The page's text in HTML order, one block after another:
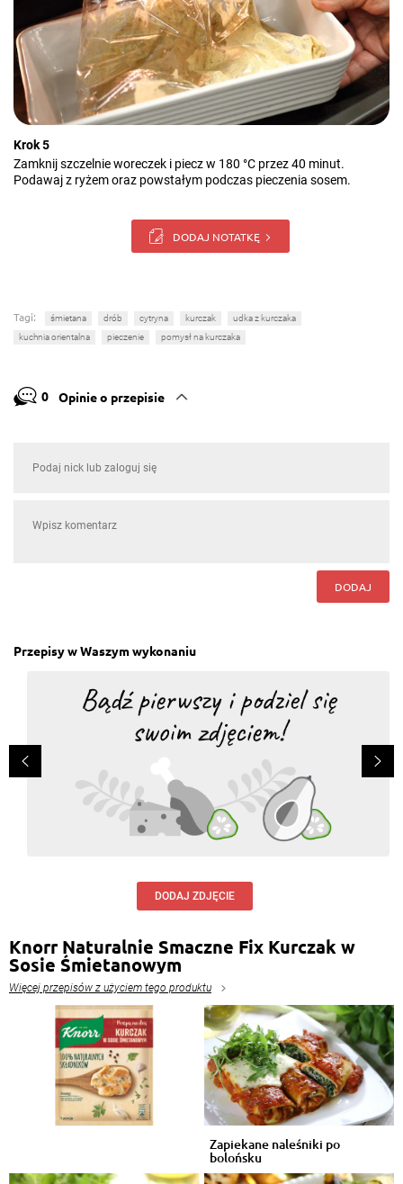
Krok 5
Zamknij szczelnie woreczek i piecz w 180 °C przez 40 minut.
Podawaj z ryżem oraz powstałym podczas pieczenia sosem.
DODAJ NOTATKĘ
Tagi: śmietana drób cytryna kurczak
udka z kurczaka
kuchnia orientalna
pieczenie pomysł na kurczaka
0 Opinie o przepisie
DODAJ
Przepisy w Waszym wykonaniu
DODAJ ZDJĘCIE
Knorr Naturalnie Smaczne Fix Kurczak w
Sosie Śmietanowym
Więcej przepisów z użyciem tego produktu
Zapiekane naleśniki po
bolońsku